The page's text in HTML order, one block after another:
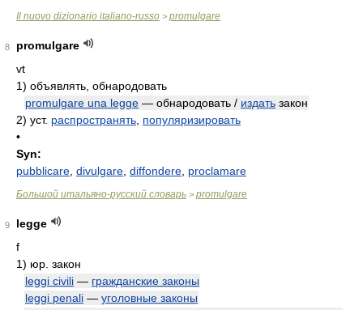
Il nuovo dizionario italiano-russo > promulgare
8
promulgare
vt
1) объявлять, обнародовать
promulgare una legge — обнародовать / издать закон
2) уст. распространять популяризировать
•
Syn:
pubblicare divulgare diffondere proclamare
Большой итальяно-русский словарь > promulgare
9
legge
f
1) юр. закон
leggi civili — гражданские законы
leggi penali — уголовные законы